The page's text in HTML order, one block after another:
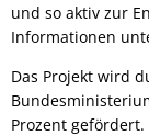
und so aktiv zur
Informationen
Das Projekt wird
Prozent gefördert.